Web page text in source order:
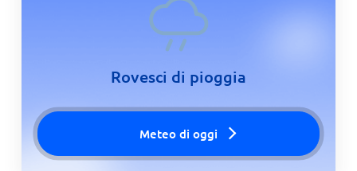
Rovesci di pioggia
Meteo di oggi